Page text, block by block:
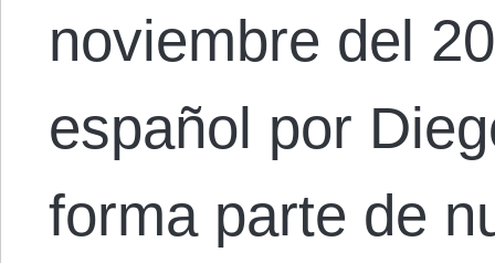
noviembre del
español por
forma parte de